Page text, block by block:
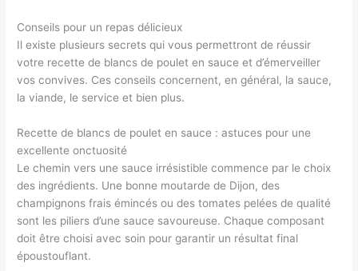
Conseils pour un repas délicieux
Il existe plusieurs secrets qui vous permettront de réussir
votre recette de blancs de poulet en sauce et d’émerveiller
vos convives. Ces conseils concernent, en général, la sauce,
la viande, le service et bien plus.
Recette de blancs de poulet en sauce : astuces pour une
excellente onctuosité
Le chemin vers une sauce irrésistible commence par le choix
des ingrédients. Une bonne moutarde de Dijon, des
champignons frais émincés ou des tomates pelées de qualité
sont les piliers d’une sauce savoureuse. Chaque composant
doit être choisi avec soin pour garantir un résultat final
époustouflant.